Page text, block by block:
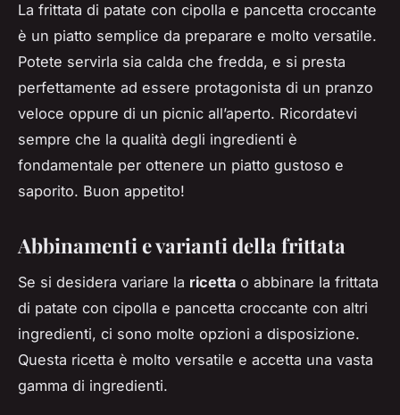
La frittata di patate con cipolla e pancetta croccante
è un piatto semplice da preparare e molto versatile.
Potete servirla sia calda che fredda, e si presta
perfettamente ad essere protagonista di un pranzo
veloce oppure di un picnic all’aperto. Ricordatevi
sempre che la qualità degli ingredienti è
fondamentale per ottenere un piatto gustoso e
saporito. Buon appetito!
Abbinamenti e varianti della frittata
Se si desidera variare la ricetta o abbinare la frittata
di patate con cipolla e pancetta croccante con altri
ingredienti, ci sono molte opzioni a disposizione.
Questa ricetta è molto versatile e accetta una vasta
gamma di ingredienti.